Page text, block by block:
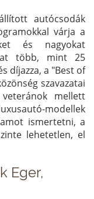
autócsodák
várja a
és nagyokat
több, mint 25
díjazza, a "Best of
szavazatai
mellett
modellek
ismertetni, a
lehetetlen, el
Eger,